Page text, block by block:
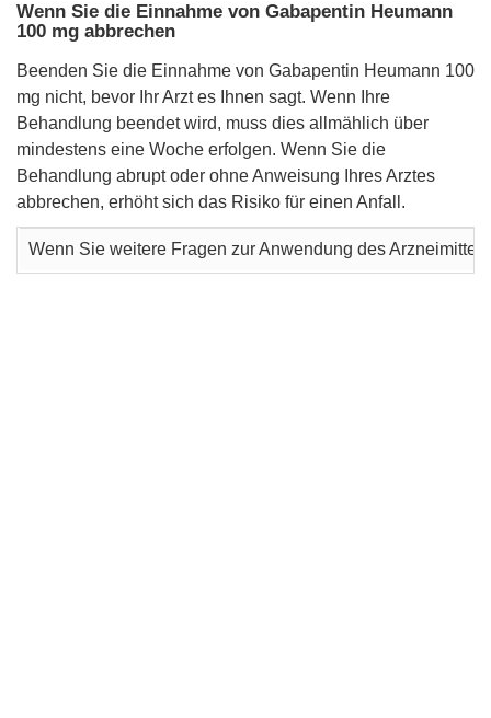
Wenn Sie die Einnahme von Gabapentin Heumann
100 mg abbrechen
Beenden Sie die Einnahme von Gabapentin Heumann 100
mg nicht, bevor Ihr Arzt es Ihnen sagt. Wenn Ihre
Behandlung beendet wird, muss dies allmählich über
mindestens eine Woche erfolgen. Wenn Sie die
Behandlung abrupt oder ohne Anweisung Ihres Arztes
abbrechen, erhöht sich das Risiko für einen Anfall.
Wenn Sie weitere Fragen zur Anwendung des